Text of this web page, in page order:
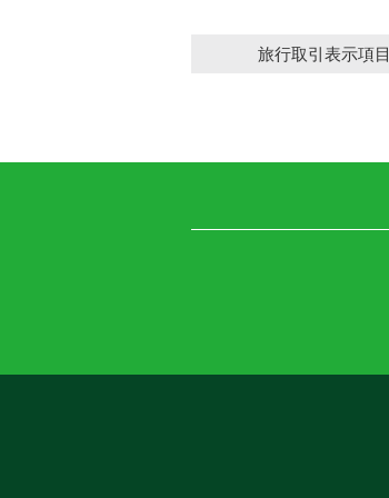
旅行取引表示項目